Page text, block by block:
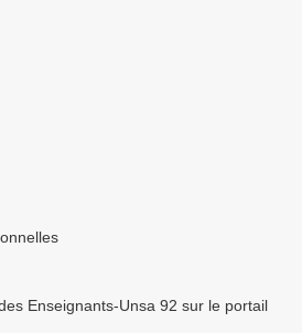
Enseignants-Unsa 92 sur le portail